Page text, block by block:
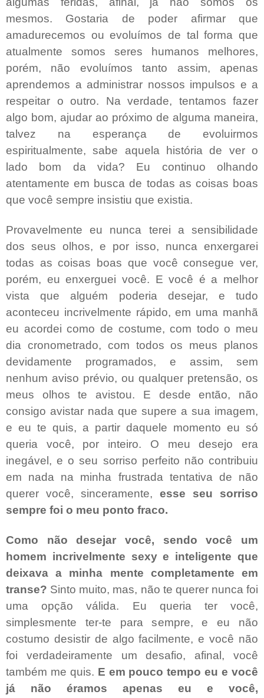
mesmos. Gostaria de poder afirmar que
amadurecemos ou evoluímos de tal forma que
atualmente somos seres humanos melhores,
porém, não evoluímos tanto assim, apenas
aprendemos a administrar nossos impulsos e a
respeitar o outro. Na verdade, tentamos fazer
algo bom, ajudar ao próximo de alguma maneira,
talvez na esperança de evoluirmos
espiritualmente, sabe aquela história de ver o
lado bom da vida? Eu continuo olhando
atentamente em busca de todas as coisas boas
que você sempre insistiu que existia.
Provavelmente eu nunca terei a sensibilidade
dos seus olhos, e por isso, nunca enxergarei
todas as coisas boas que você consegue ver,
porém, eu enxerguei você. E você é a melhor
vista que alguém poderia desejar, e tudo
aconteceu incrivelmente rápido, em uma manhã
eu acordei como de costume, com todo o meu
dia cronometrado, com todos os meus planos
devidamente programados, e assim, sem
nenhum aviso prévio, ou qualquer pretensão, os
meus olhos te avistou. E desde então, não
consigo avistar nada que supere a sua imagem,
e eu te quis, a partir daquele momento eu só
queria você, por inteiro. O meu desejo era
inegável, e o seu sorriso perfeito não contribuiu
em nada na minha frustrada tentativa de não
querer você, sinceramente, esse seu sorriso
sempre foi o meu ponto fraco.
Como não desejar você, sendo você um
homem incrivelmente sexy e inteligente que
deixava a minha mente completamente em
transe? Sinto muito, mas, não te querer nunca foi
uma opção válida. Eu queria ter você,
simplesmente ter-te para sempre, e eu não
costumo desistir de algo facilmente, e você não
foi verdadeiramente um desafio, afinal, você
também me quis. E em pouco tempo eu e você
já não éramos apenas eu e você,